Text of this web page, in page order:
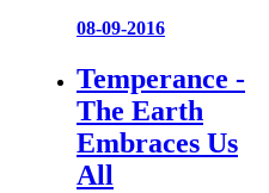
08-09-2016
Temperance -
The Earth
Embraces Us
All